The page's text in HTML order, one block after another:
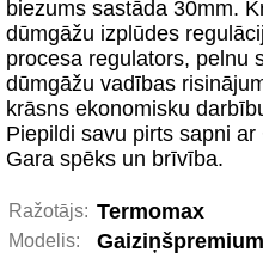
biezums sastāda 30mm.
dūmgāžu izplūdes
procesa regulators, pelnu
dūmgāžu vadības
krāsns ekonomisku
Piepildi savu pirts sapni
Gara spēks un brīvība.
Ražotājs: Termomax
Modelis: Gaiziņšpremium